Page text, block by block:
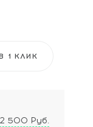
1 КЛИК
500 Руб.